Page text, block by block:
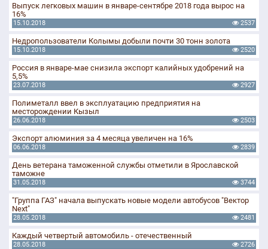
Выпуск легковых машин в январе-сентябре 2018 года вырос на
16%
15.10.2018 2537
Недропользователи Колымы добыли почти 30 тонн золота
15.10.2018 2520
Россия в январе-мае снизила экспорт калийных удобрений на
5,5%
23.07.2018 2927
Полиметалл ввел в эксплуатацию предприятия на
месторождении Кызыл
26.06.2018 2503
Экспорт алюминия за 4 месяца увеличен на 16%
06.06.2018 2839
День ветерана таможенной службы отметили в Ярославской
таможне
31.05.2018 3744
"Группа ГАЗ" начала выпускать новые модели автобусов "Вектор
Next"
28.05.2018 2481
Каждый четвертый автомобиль - отечественный
28.05.2018 2726